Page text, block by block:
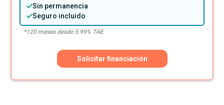
Sin permanencia
Seguro incluido
*120meses desde 5.99% TAE
Solicitar financiación